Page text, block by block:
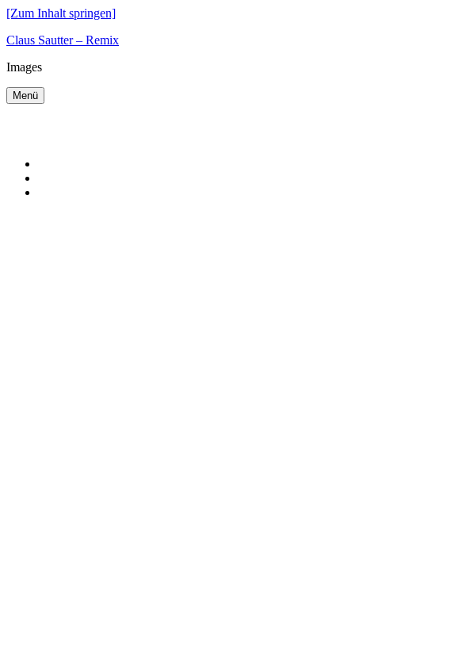
[Zum Inhalt springen]
Claus Sautter – Remix
Images
Menü